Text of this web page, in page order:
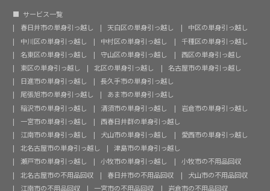
サービス一覧
春日井市の単身引っ越し
天白区の単身引っ越し
中区の単身引っ越し
中川区の単身引っ越し
中村区の単身引っ越し
千種区の単身引っ越し
名東区の単身引っ越し
守山区の単身引っ越し
西区の単身引っ越し
東区の単身引っ越し
北区の単身引っ越し
名古屋市の単身引っ越し
日進市の単身引っ越し
長久手市の単身引っ越し
尾張旭市の単身引っ越し
あま市の単身引っ越し
稲沢市の単身引っ越し
清須市の単身引っ越し
岩倉市の単身引っ越し
一宮市の単身引っ越し
西春日井群の単身引っ越し
江南市の単身引っ越し
犬山市の単身引っ越し
愛西市の単身引っ越し
北名古屋市の単身引っ越し
津島市の単身引っ越し
瀬戸市の単身引っ越し
小牧市の単身引っ越し
小牧市の不用品回収
北名古屋市の不用品回収
春日井市の不用品回収
犬山市の不用品回収
江南市の不用品回収
一宮市の不用品回収 岩倉市の不用品回収